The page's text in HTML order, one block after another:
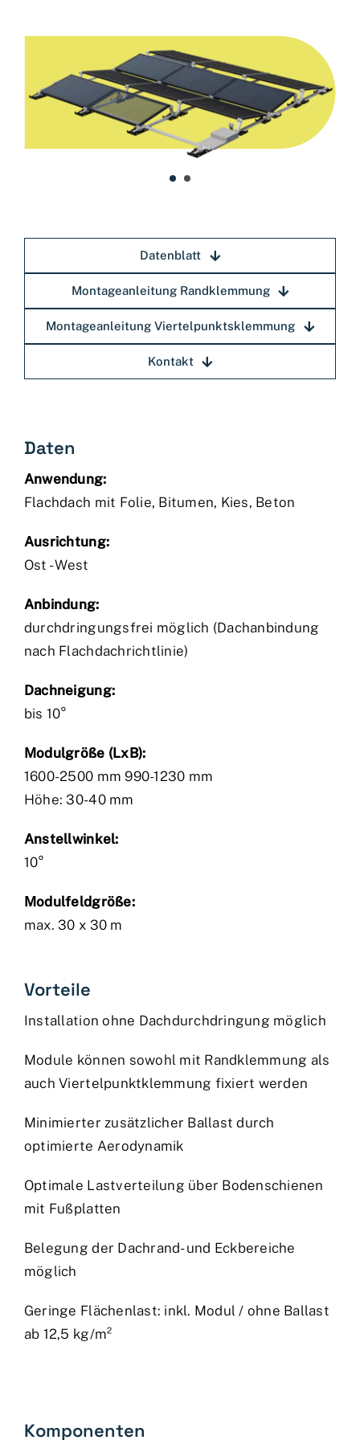
Datenblatt
Montageanleitung Randklemmung
Montageanleitung Viertelpunktsklemmung
Kontakt
Daten
Anwendung:
Flachdach mit Folie, Bitumen, Kies, Beton
Ausrichtung:
Ost - West
Anbindung:
durchdringungsfrei möglich (Dachanbindung
nach Flachdachrichtlinie)
Dachneigung:
bis 10°
Modulgröße (LxB):
1600-2500 mm 990-1230 mm
Höhe: 30-40 mm
Anstellwinkel:
10°
Modulfeldgröße:
max. 30 x 30 m
Vorteile
Installation ohne Dachdurchdringung möglich
Module können sowohl mit Randklemmung als
auch Viertelpunktklemmung fixiert werden
Minimierter zusätzlicher Ballast durch
optimierte Aerodynamik
Optimale Lastverteilung über Bodenschienen
mit Fußplatten
Belegung der Dachrand- und Eckbereiche
möglich
Geringe Flächenlast: inkl. Modul / ohne Ballast
ab 12,5 kg/m²
Komponenten